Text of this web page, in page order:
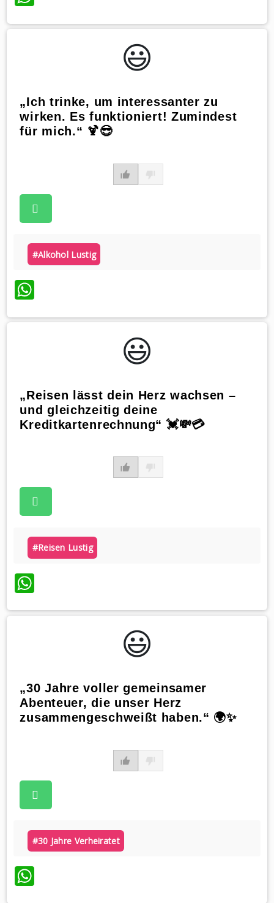
😃️
„Ich trinke, um interessanter zu
wirken. Es funktioniert! Zumindest
für mich.“ 🍹😎
#alkohol Lustig
WhatsApp
😃️
„Reisen lässt dein Herz wachsen –
und gleichzeitig deine
Kreditkartenrechnung“ 💓💸💳
#reisen Lustig
WhatsApp
😃️
„30 Jahre voller gemeinsamer
Abenteuer, die unser Herz
zusammengeschweißt haben.“ 🌍✨
#30 Jahre Verheiratet
WhatsApp